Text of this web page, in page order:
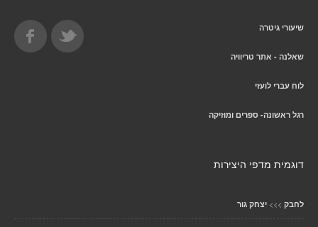
שיעורי גיטרה
שאלנה - אתר טריוויה
לוח עברי לועזי
רגל ראשונה- ספרים ומוזיקה
דוגמית מדפי היצירות
לחבק >>> יצחק גור